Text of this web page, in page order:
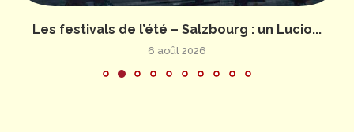
Les festivals de l’été – Salzbourg : un Lucio...
6 août 2026